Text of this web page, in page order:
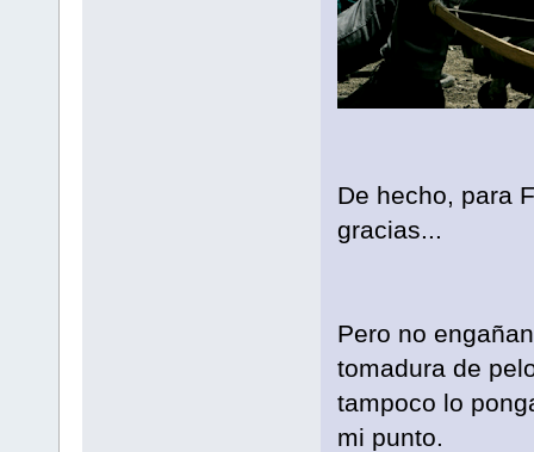
De hecho, para
gracias...
Pero no
tomadura de
tampoco lo
mi punto.